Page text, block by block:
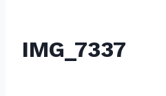
IMG_7337